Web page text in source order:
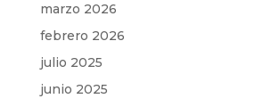
marzo 2026
febrero 2026
julio 2025
junio 2025